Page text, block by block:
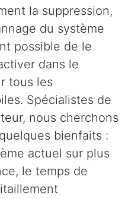
la suppression,
du système
possible de le
dans le
tous les
Spécialistes de
nous cherchons
bienfaits :
actuel sur plus
le temps de